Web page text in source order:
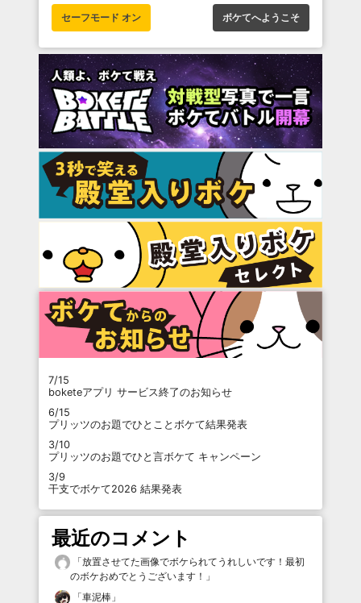
セーフモード オン ボケてへようこそ
7/15
boketeアプリ サービス終了のお知らせ
6/15
プリッツのお題でひとことボケて結果発表
3/10
プリッツのお題でひと言ボケて キャンペーン
3/9
干支でボケて2026 結果発表
最近のコメント
「放置させてた画像でボケられてうれしいです！最初
のボケおめでとうございます！ 」
「車泥棒 」